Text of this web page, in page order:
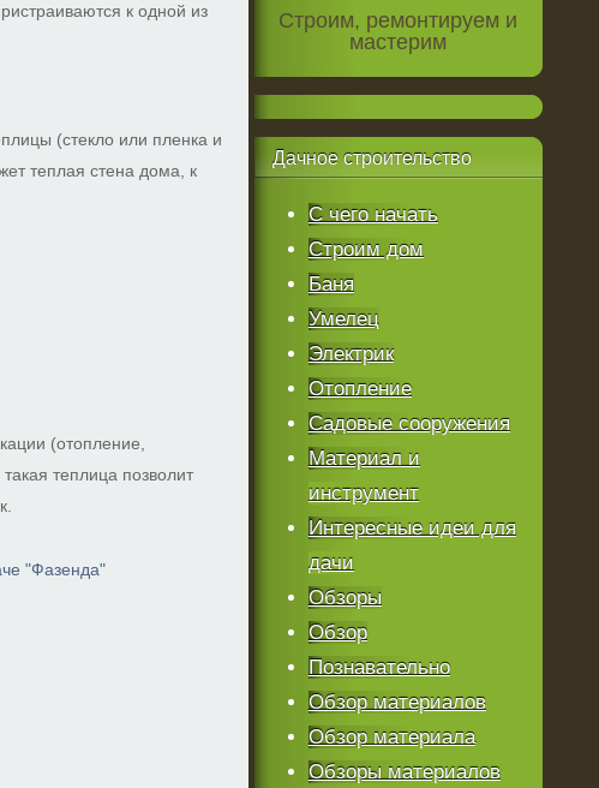
к одной из
(стекло или пленка и
теплая стена дома, к
(отопление,
теплица позволит
"Фазенда"
Строим, ремонтируем и
мастерим
Дачноестроительство
С чего начать
Строим дом
Баня
Умелец
Электрик
Отопление
Садовые сооружения
Материал и
инструмент
Интересные идеи для
дачи
Обзоры
Обзор
Познавательно
Обзор материалов
Обзор материала
Обзоры материалов